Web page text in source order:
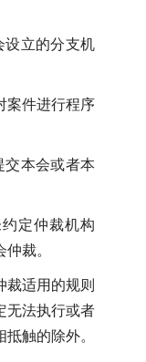
立的分支机
案件进行程序
本会或者本
定仲裁机构
裁。
裁适用的规则
无法执行或者
触的除外。